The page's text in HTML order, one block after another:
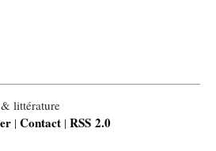
littérature
| Contact | RSS 2.0